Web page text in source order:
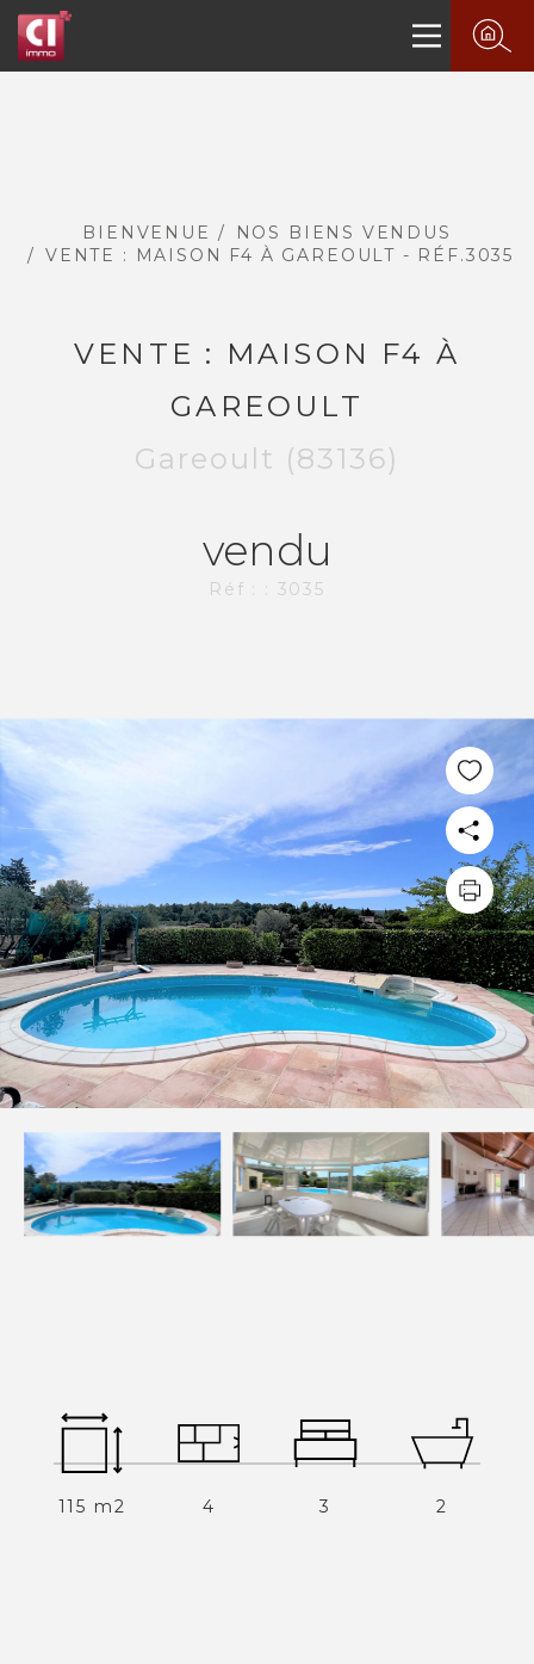
BIENVENUE
NOS BIENS VENDUS
VENTE : MAISON F4 À GAREOULT - RÉF.3035
VENTE : MAISON F4 À
GAREOULT
Gareoult (83136)
vendu
Réf : : 3035
115 m2 4 3 2
PLUS DE 20 ANS D'EXPÉRIENCE
DANS L'IMMOBILIER.
L'AGENCE CI-IMMO
L'agence
Nos collaborateurs
Devenez mandataires
Mentions légales
Nous contacter
Vendre
Louer